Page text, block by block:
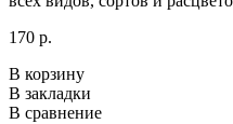
170 р.
В корзину
В закладки
В сравнение